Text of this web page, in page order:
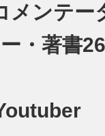
メンテー
・著書